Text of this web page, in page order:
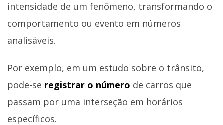
intensidade de um fenômeno, transformando o
comportamento ou evento em números
analisáveis.
Por exemplo, em um estudo sobre o trânsito,
pode-se registrar o número de carros que
passam por uma interseção em horários
específicos.